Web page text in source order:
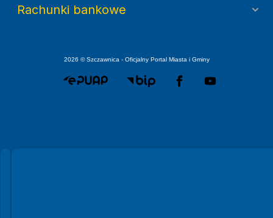
Rachunki bankowe
2026 © Szczawnica - Oficjalny Portal Miasta i Gminy